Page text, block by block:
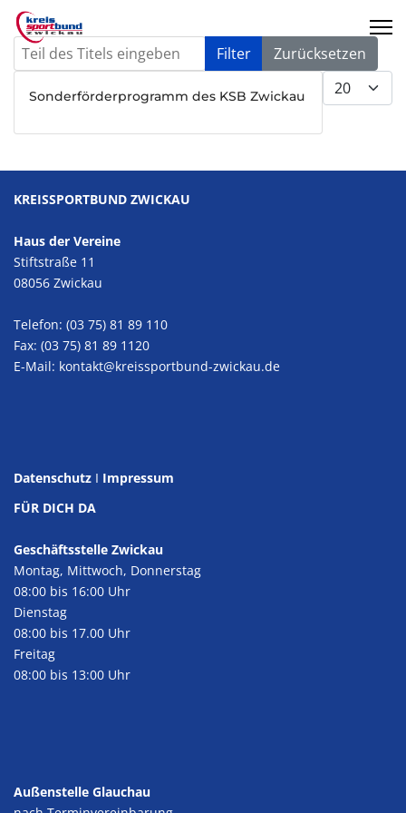
Teil des Titels eingeben Filter Zurücksetzen
Anzeige #
Sonderförderprogramm des KSB Zwickau
KREISSPORTBUND ZWICKAU
Haus der Vereine
Stiftstraße 11
08056 Zwickau
Telefon: (03 75) 81 89 110
Fax: (03 75) 81 89 1120
E-Mail: kontakt@kreissportbund-zwickau.de
Datenschutz I Impressum
FÜR DICH DA
Geschäftsstelle Zwickau
Montag, Mittwoch, Donnerstag
08:00 bis 16:00 Uhr
Dienstag
08:00 bis 17.00 Uhr
Freitag
08:00 bis 13:00 Uhr
Außenstelle Glauchau